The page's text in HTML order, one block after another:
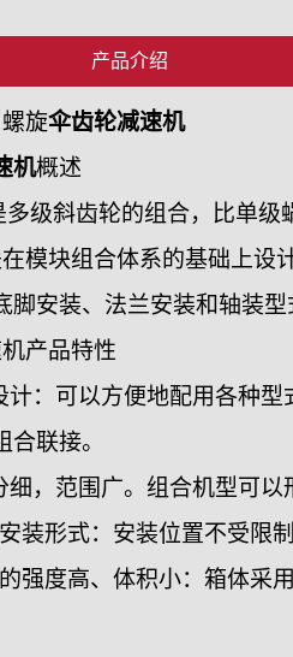
产品介绍
旋伞齿轮减速机
机概述
多级斜齿轮的组合，比单级
模块组合体系的基础上设
脚安装、法兰安装和轴装型
产品特性
计：可以方便地配用各种
联接。
细，范围广。组合机型可以
装形式：安装位置不受限制
强度高、体积小：箱体采